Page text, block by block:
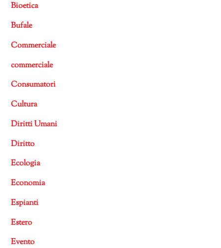
Bioetica
Bufale
Commerciale
commerciale
Consumatori
Cultura
Diritti Umani
Diritto
Ecologia
Economia
Espianti
Estero
Evento